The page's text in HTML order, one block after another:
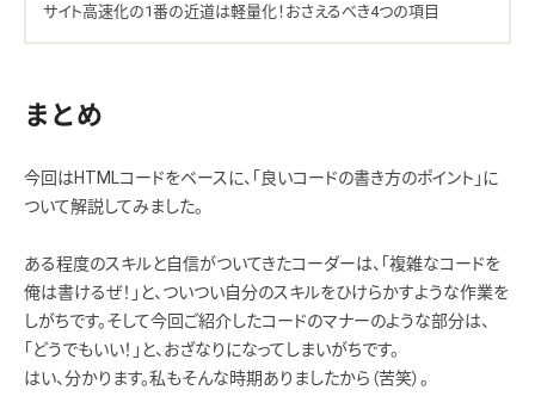
サイト高速化の1番の近道は軽量化！おさえるべき4つの項目
まとめ
今回はHTMLコードをベースに、「良いコードの書き方のポイント」に
ついて解説してみました。
ある程度のスキルと自信がついてきたコーダーは、「複雑なコードを
俺は書けるぜ！」と、ついつい自分のスキルをひけらかすような作業を
しがちです。そして今回ご紹介したコードのマナーのような部分は、
「どうでもいい！」と、おざなりになってしまいがちです。
はい、分かります。私もそんな時期ありましたから（苦笑）。